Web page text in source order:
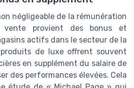
négligeable de la rémunération
vente provient des bonus et
actifs dans le secteur de la
de luxe offrent souvent
en supplément du salaire de
des performances élevées. Cela